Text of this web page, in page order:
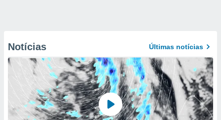
Notícias Últimas notícias